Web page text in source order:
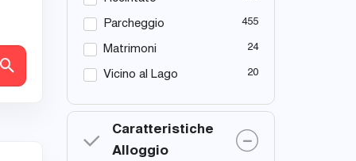
Parcheggio 455
Matrimoni 24
Vicino al Lago 20
Caratteristiche
Alloggio